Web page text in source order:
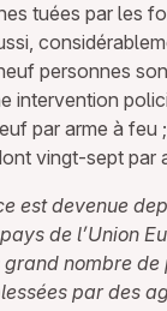
tuées par les
personnes
intervention
par arme à feu
vingt-sept par
est devenue
de l’Union
grand nombre de
par des